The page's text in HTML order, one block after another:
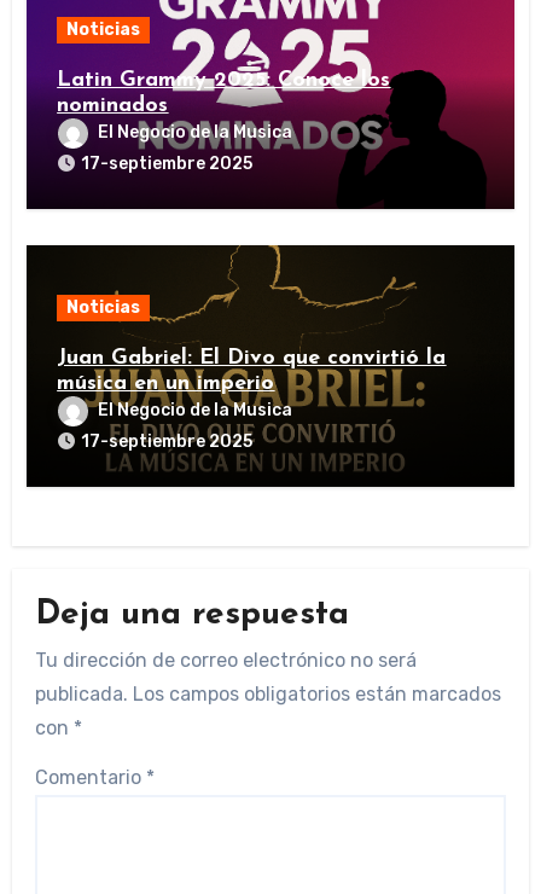
Noticias
Latin Grammy 2025: Conoce los
nominados
El Negocio de la Musica
17-septiembre 2025
Noticias
Juan Gabriel: El Divo que convirtió la
música en un imperio
El Negocio de la Musica
17-septiembre 2025
Deja una respuesta
Tu dirección de correo electrónico no será
publicada. Los campos obligatorios están marcados
con *
Comentario *